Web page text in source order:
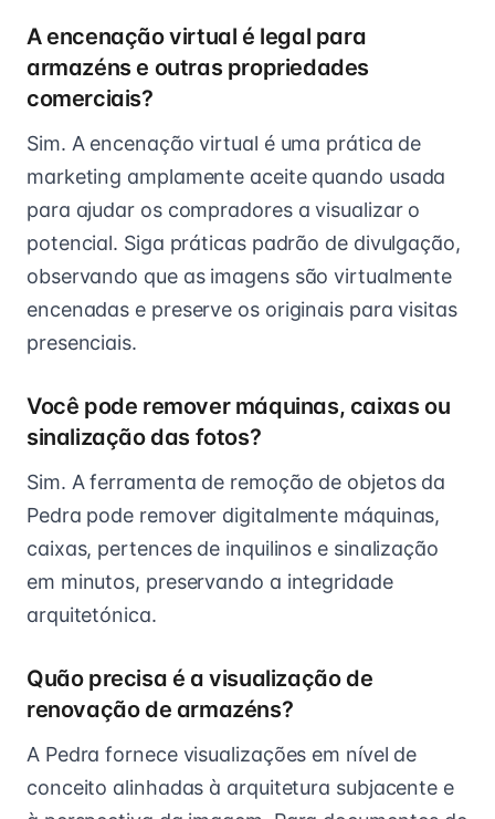
A encenação virtual é legal para
armazéns e outras propriedades
comerciais?
Sim. A encenação virtual é uma prática de
marketing amplamente aceite quando usada
para ajudar os compradores a visualizar o
potencial. Siga práticas padrão de divulgação,
observando que as imagens são virtualmente
encenadas e preserve os originais para visitas
presenciais.
Você pode remover máquinas, caixas ou
sinalização das fotos?
Sim. A ferramenta de remoção de objetos da
Pedra pode remover digitalmente máquinas,
caixas, pertences de inquilinos e sinalização
em minutos, preservando a integridade
arquitetónica.
Quão precisa é a visualização de
renovação de armazéns?
A Pedra fornece visualizações em nível de
conceito alinhadas à arquitetura subjacente e